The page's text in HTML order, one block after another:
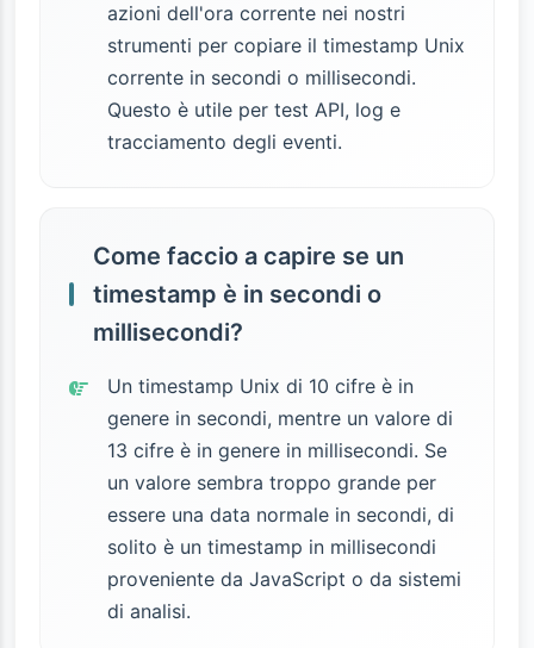
azioni dell'ora corrente nei nostri
strumenti per copiare il timestamp Unix
corrente in secondi o millisecondi.
Questo è utile per test API, log e
tracciamento degli eventi.
Come faccio a capire se un
timestamp è in secondi o
millisecondi?
Un timestamp Unix di 10 cifre è in
genere in secondi, mentre un valore di
13 cifre è in genere in millisecondi. Se
un valore sembra troppo grande per
essere una data normale in secondi, di
solito è un timestamp in millisecondi
proveniente da JavaScript o da sistemi
di analisi.